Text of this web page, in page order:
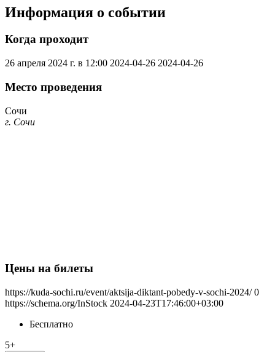
Информация о событии
Когда проходит
26 апреля 2024 г. в 12:00 2024-04-26 2024-04-26
Место проведения
Сочи
г. Сочи
Цены на билеты
https://kuda-sochi.ru/event/aktsija-diktant-pobedy-v-sochi-2024/ 0
https://schema.org/InStock 2024-04-23T17:46:00+03:00
Бесплатно
5+